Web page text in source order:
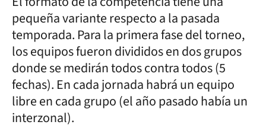
pequeña variante respecto a la pasada
temporada. Para la primera fase del torneo,
los equipos fueron divididos en dos grupos
donde se medirán todos contra todos (5
fechas). En cada jornada habrá un equipo
libre en cada grupo (el año pasado había un
interzonal).